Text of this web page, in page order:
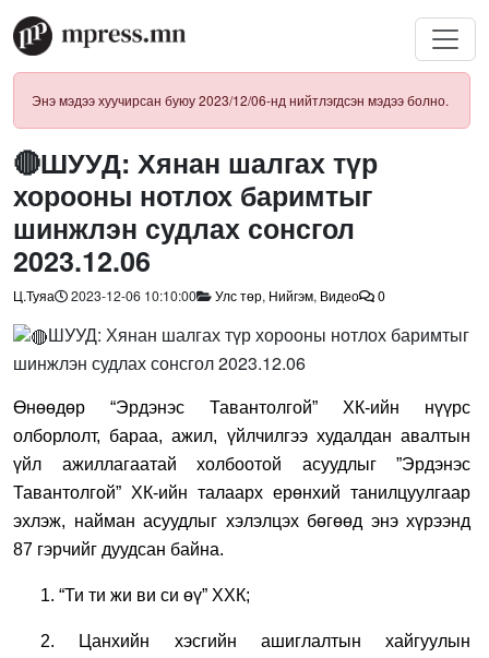
Энэ мэдээ хуучирсан буюу 2023/12/06-нд нийтлэгдсэн мэдээ болно.
🔴ШУУД: Хянан шалгах түр
хорооны нотлох баримтыг
шинжлэн судлах сонсгол
2023.12.06
Ц.Туяа 2023-12-06 10:10:00 Улс төр, Нийгэм, Видео 0
ШУУД: Хянан шалгах түр хорооны нотлох баримтыг
шинжлэн судлах сонсгол 2023.12.06
Өнөөдөр “Эрдэнэс Тавантолгой” ХК-ийн нүүрс
олборлолт, бараа, ажил, үйлчилгээ худалдан авалтын
үйл ажиллагаатай холбоотой асуудлыг ”Эрдэнэс
Тавантолгой” ХК-ийн талаарх ерөнхий танилцуулгаар
эхлэж, найман асуудлыг хэлэлцэх бөгөөд энэ хүрээнд
87 гэрчийг дуудсан байна.
1. “Ти ти жи ви си өү” ХХК;
2. Цанхийн хэсгийн ашиглалтын хайгуулын